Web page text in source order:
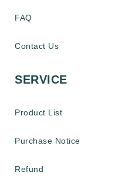
FAQ
Contact Us
SERVICE
Product List
Purchase Notice
Refund